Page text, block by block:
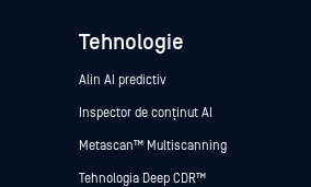
Tehnologie
Alin AI predictiv
Inspector de conținut AI
Metascan™ Multiscanning
Tehnologia Deep CDR™